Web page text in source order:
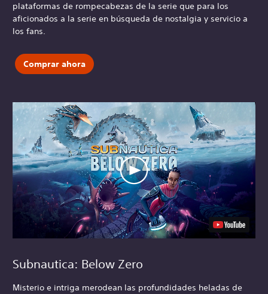
plataformas de rompecabezas de la serie que para los
aficionados a la serie en búsqueda de nostalgia y servicio a
los fans.
Comprar ahora
Subnautica: Below Zero
Misterio e intriga merodean las profundidades heladas de